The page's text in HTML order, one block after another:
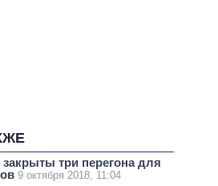
три перегона для
9 октября 2018, 11:04